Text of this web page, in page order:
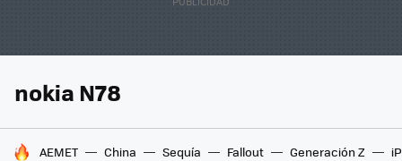
nokia N78
HOY SE HABLA DE
AEMET China Sequía Fallout Generación Z